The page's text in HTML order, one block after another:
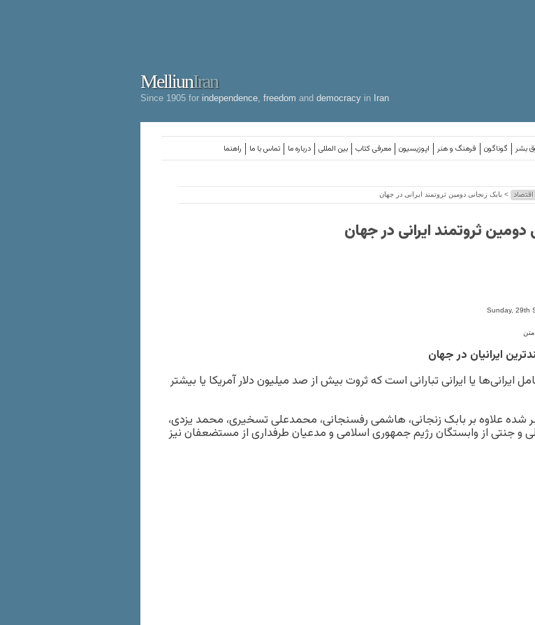
MelliunIran
Since 1905 for independence freedom and democracy in Iran
راهنما تماس با ما درباره ما بین المللی معرفی کتاب اپوزیسیون فرهنگ و هنر گوناگون بشر
اقتصاد > بابک زنجانی دومين ثروتمند ايرانی در جهان
دومين ثروتمند ايرانی در جهان
Sunday, 29th
متن
ايرانيان در جهان
ایرانی‌ها یا ایرانی تبارانی است که ثروت بيش از صد میلیون دلار آمریکا یا بیشتر
شده علاوه بر بابک زنجانی، هاشمی رفسنجانی، محمدعلی تسخيری، محمد يزدی،
و جنتی از وابستگان رژيم جمهوری اسلامی و مدعيان طرفداری از مستضعفان نيز